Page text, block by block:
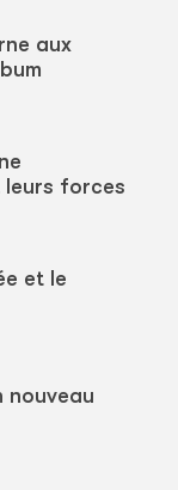
aux
leurs forces
et le
nouveau